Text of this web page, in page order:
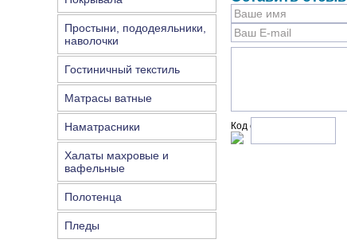
Простыни, пододеяльники,
наволочки
Гостиничный текстиль
Матрасы ватные
Наматрасники
Халаты махровые и
вафельные
Полотенца
Пледы
Код с рисунка: